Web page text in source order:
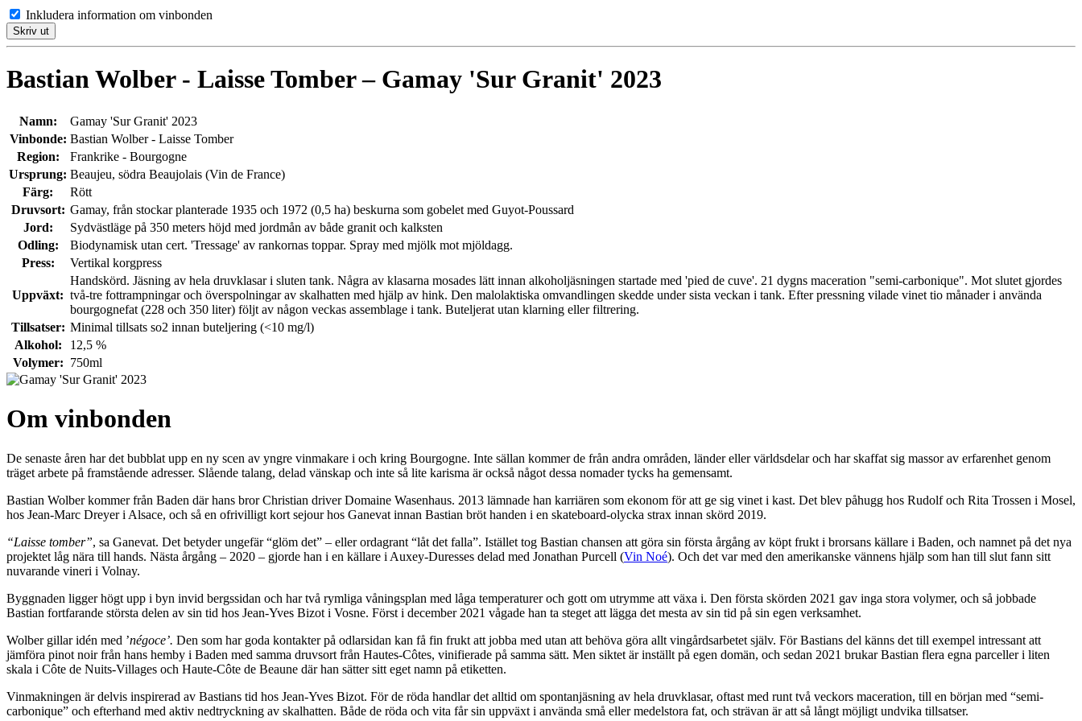
Inkludera information om vinbonden
Skriv ut
Bastian Wolber - Laisse Tomber – Gamay 'Sur Granit' 2023
Namn:
Gamay 'Sur Granit' 2023
Vinbonde: Bastian Wolber - Laisse Tomber
Region:
Frankrike - Bourgogne
Ursprung: Beaujeu, södra Beaujolais (Vin de France)
Färg:
Rött
Druvsort: Gamay, från stockar planterade 1935 och 1972 (0,5 ha) beskurna som gobelet med Guyot-Poussard
Jord:
Sydvästläge på 350 meters höjd med jordmån av både granit och kalksten
Odling:
Biodynamisk utan cert. 'Tressage' av rankornas toppar. Spray med mjölk mot mjöldagg.
Press:
Vertikal korgpress
Uppväxt:
Handskörd. Jäsning av hela druvklasar i sluten tank. Några av klasarna mosades lätt innan alkoholjäsningen startade med 'pied de cuve'. 21 dygns maceration "semi-carbonique". Mot slutet gjordes
två-tre fottrampningar och överspolningar av skalhatten med hjälp av hink. Den malolaktiska omvandlingen skedde under sista veckan i tank. Efter pressning vilade vinet tio månader i använda
bourgognefat (228 och 350 liter) följt av någon veckas assemblage i tank. Buteljerat utan klarning eller filtrering.
Tillsatser: Minimal tillsats so2 innan buteljering (<10 mg/l)
Alkohol:
12,5 %
Volymer: 750ml
Om vinbonden
De senaste åren har det bubblat upp en ny scen av yngre vinmakare i och kring Bourgogne. Inte sällan kommer de från andra områden, länder eller världsdelar och har skaffat sig massor av erfarenhet genom
träget arbete på framstående adresser. Slående talang, delad vänskap och inte så lite karisma är också något dessa nomader tycks ha gemensamt.
Bastian Wolber kommer från Baden där hans bror Christian driver Domaine Wasenhaus. 2013 lämnade han karriären som ekonom för att ge sig vinet i kast. Det blev påhugg hos Rudolf och Rita Trossen i Mosel,
hos Jean-Marc Dreyer i Alsace, och så en ofrivilligt kort sejour hos Ganevat innan Bastian bröt handen i en skateboard-olycka strax innan skörd 2019.
“Laisse tomber”, sa Ganevat. Det betyder ungefär “glöm det” – eller ordagrant “låt det falla”. Istället tog Bastian chansen att göra sin första årgång av köpt frukt i brorsans källare i Baden, och namnet på det nya
projektet låg nära till hands. Nästa årgång – 2020 – gjorde han i en källare i Auxey-Duresses delad med Jonathan Purcell (Vin Noé). Och det var med den amerikanske vännens hjälp som han till slut fann sitt
nuvarande vineri i Volnay.
Byggnaden ligger högt upp i byn invid bergssidan och har två rymliga våningsplan med låga temperaturer och gott om utrymme att växa i. Den första skörden 2021 gav inga stora volymer, och så jobbade
Bastian fortfarande största delen av sin tid hos Jean-Yves Bizot i Vosne. Först i december 2021 vågade han ta steget att lägga det mesta av sin tid på sin egen verksamhet.
Wolber gillar idén med ’négoce’. Den som har goda kontakter på odlarsidan kan få fin frukt att jobba med utan att behöva göra allt vingårdsarbetet själv. För Bastians del känns det till exempel intressant att
jämföra pinot noir från hans hemby i Baden med samma druvsort från Hautes-Côtes, vinifierade på samma sätt. Men siktet är inställt på egen domän, och sedan 2021 brukar Bastian flera egna parceller i liten
skala i Côte de Nuits-Villages och Haute-Côte de Beaune där han sätter sitt eget namn på etiketten.
Vinmakningen är delvis inspirerad av Bastians tid hos Jean-Yves Bizot. För de röda handlar det alltid om spontanjäsning av hela druvklasar, oftast med runt två veckors maceration, till en början med “semi-
carbonique” och efterhand med aktiv nedtryckning av skalhatten. Både de röda och vita får sin uppväxt i använda små eller medelstora fat, och strävan är att så långt möjligt undvika tillsatser.